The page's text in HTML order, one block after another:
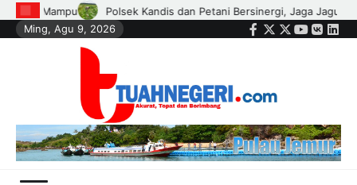
Skip
to
Tetap Tumbuh untuk Ketahanan Pangan
Wali Kota Agung
Ming, Agu 9, 2026
Facebook
Twitter
Instagram
Youtube
VK